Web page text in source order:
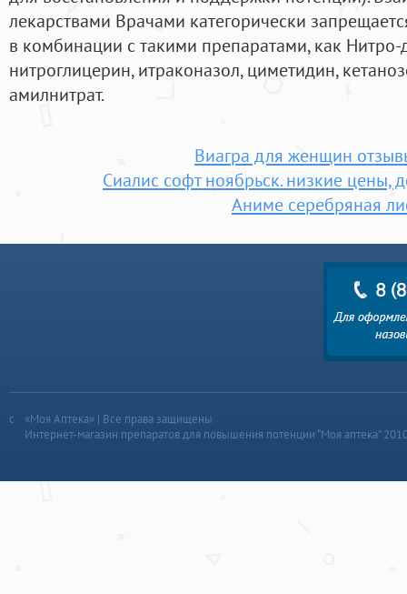
лекарствами Врачами категорически
в комбинации с такими препаратами, как
нитроглицерин, итраконазол, циметидин,
амилнитрат.
Виагра для женщин
Сиалис софт ноябрьск. низкие цены,
Аниме серебряная
«Моя Аптека» | Все права защищены
Интернет-магазин препаратов для повышения потенции “Моя аптека”